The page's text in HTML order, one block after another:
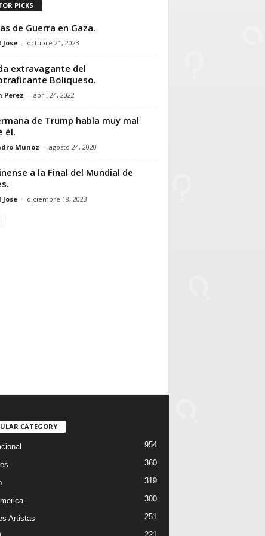
PICKS
de Guerra en Gaza.
- octubre 21, 2023
extravagante del
Boliqueso.
Perez - abril 24, 2022
de Trump habla muy mal
él.
Munoz - agosto 24, 2020
a la Final del Mundial de
- diciembre 18, 2023
CATEGORY
954
360
319
300
Artistas 251